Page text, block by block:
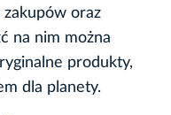
oraz
na nim można
produkty,
dla planety.